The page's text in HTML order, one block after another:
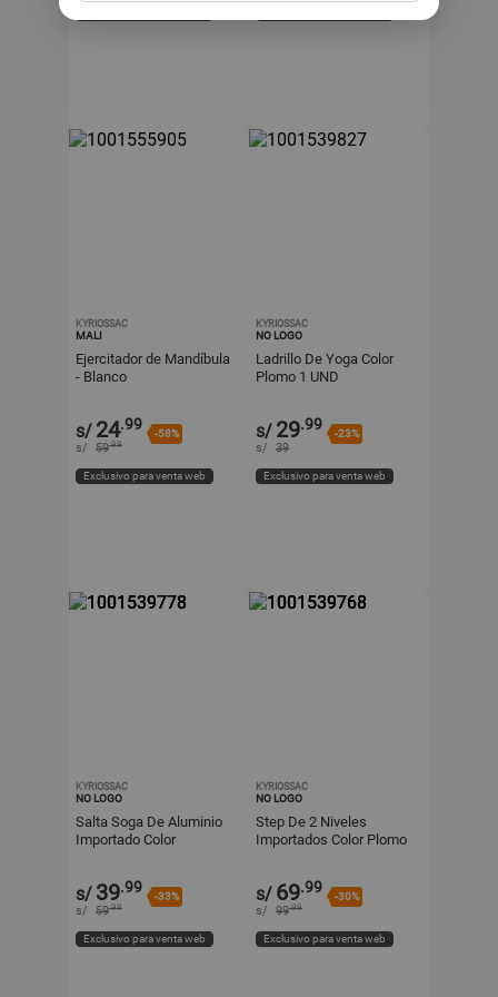
KYRIOSSAC
MALI
Ejercitador de Mandíbula
- Blanco
s/ 24.99
-58%
s/ 59.99
Exclusivo para venta web
KYRIOSSAC
NO LOGO
Ladrillo De Yoga Color
Plomo 1 UND
s/ 29.99
-23%
s/ 39
Exclusivo para venta web
KYRIOSSAC
NO LOGO
Salta Soga De Aluminio
Importado Color
s/ 39.99
-33%
s/ 59.99
Exclusivo para venta web
KYRIOSSAC
NO LOGO
Step De 2 Niveles
Importados Color Plomo
s/ 69.99
-30%
s/ 99.99
Exclusivo para venta web